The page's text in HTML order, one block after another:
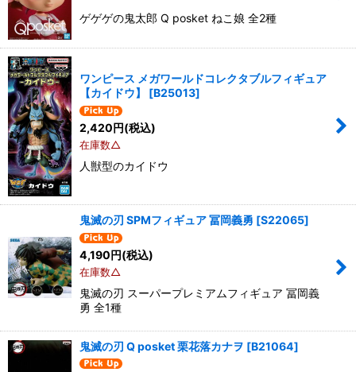
ゲゲゲの鬼太郎 Q posket ねこ娘 全2種
ワンピース メガワールドコレクタブルフィギュア
【カイドウ】
[B25013]
2,420円(税込)
在庫数△
人獣型のカイドウ
鬼滅の刃 SPMフィギュア 冨岡義勇 [S22065]
4,190円(税込)
在庫数△
鬼滅の刃 スーパープレミアムフィギュア 冨岡義
勇 全1種
鬼滅の刃 Q posket 栗花落カナヲ [B21064]